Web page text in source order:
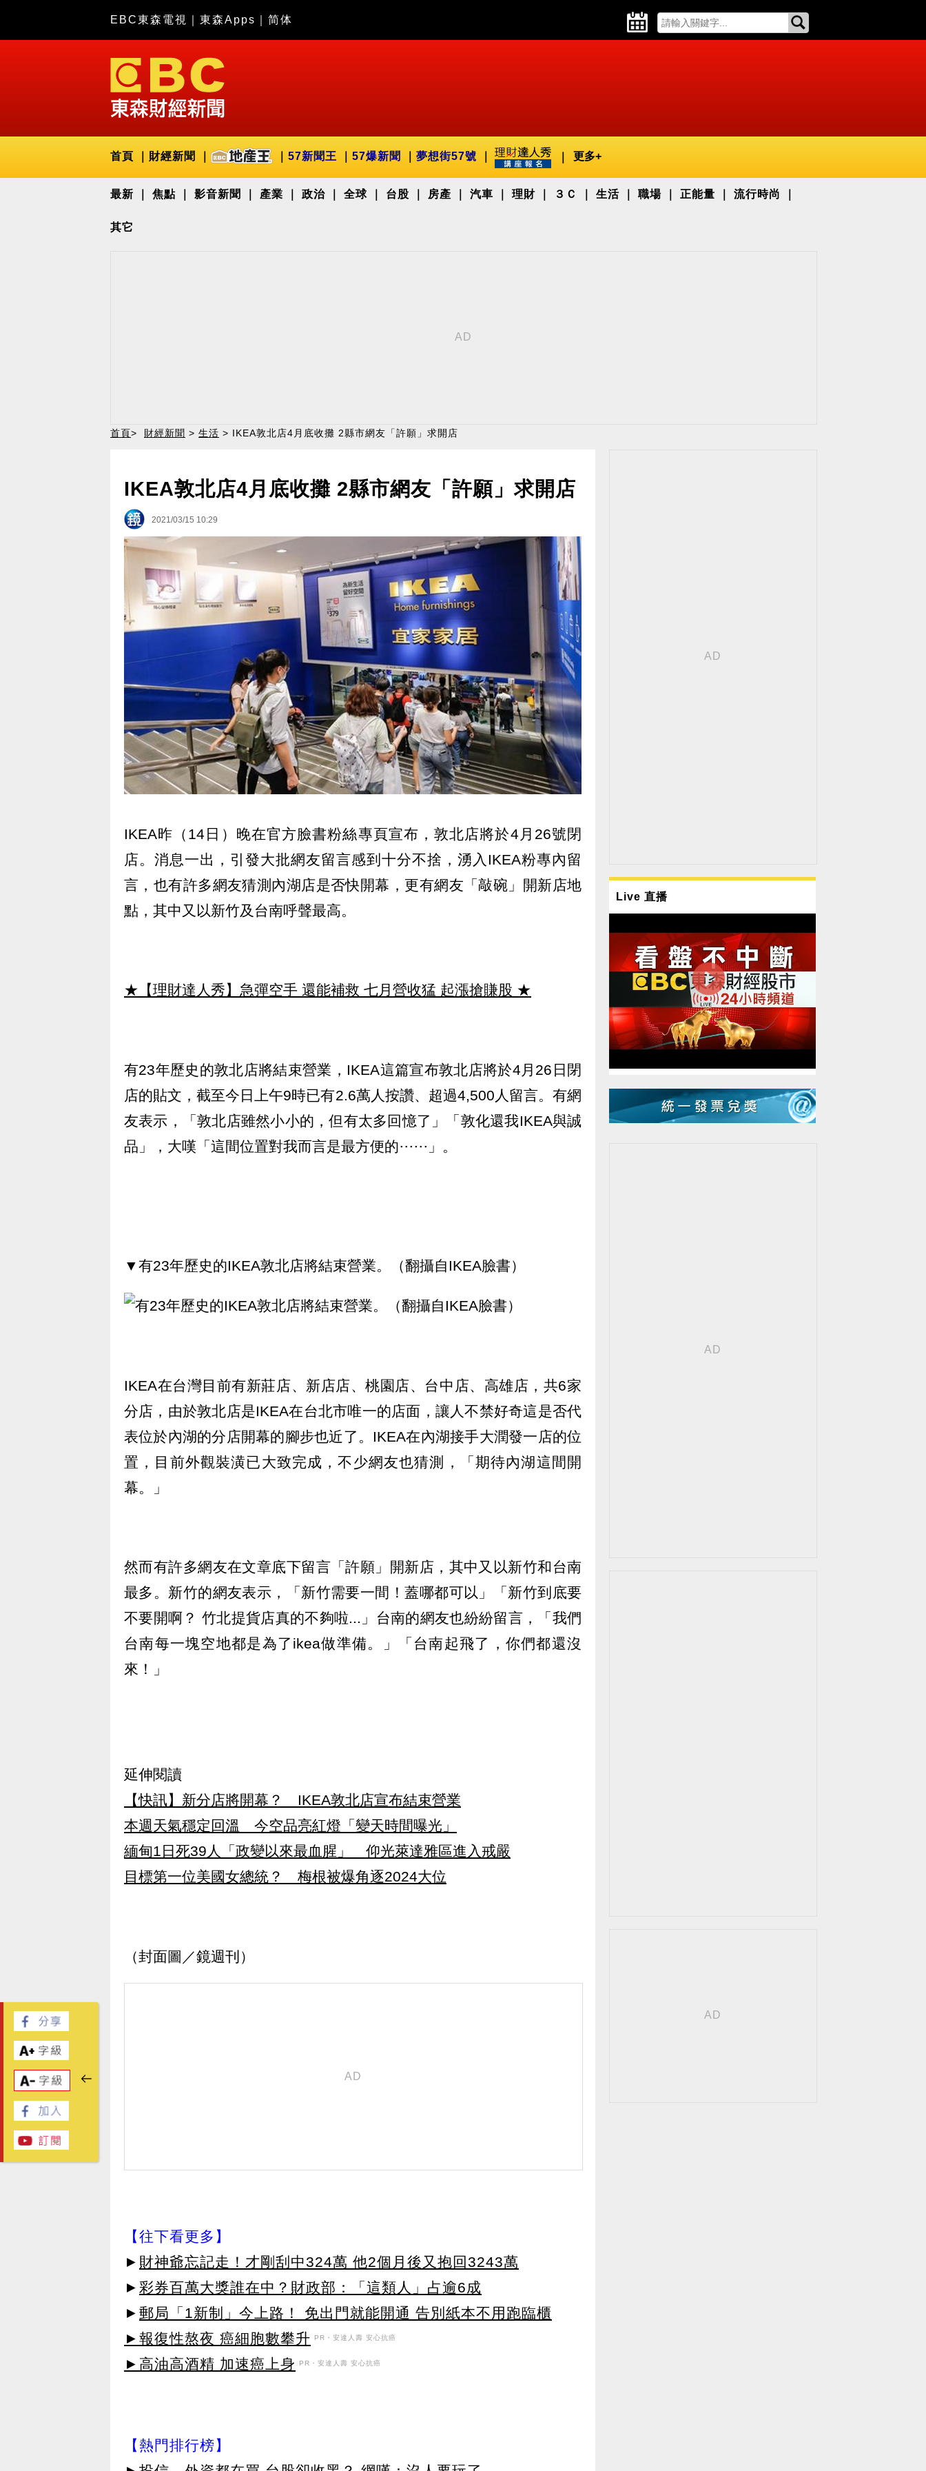
EBC東森電視 東森Apps 简体
首頁 財經新聞 57新聞王 57爆新聞 夢想街57號 更多+
最新 焦點 影音新聞 產業 政治 全球 台股 房產 汽車 理財 ３Ｃ 生活 職場 正能量 流行時尚
其它
首頁> 財經新聞 > 生活 > IKEA敦北店4月底收攤 2縣市網友「許願」求開店
IKEA敦北店4月底收攤 2縣市網友「許願」求開店
2021/03/15 10:29
IKEA昨（14日）晚在官方臉書粉絲專頁宣布，敦北店將於4月26號閉
店。消息一出，引發大批網友留言感到十分不捨，湧入IKEA粉專內留
言，也有許多網友猜測內湖店是否快開幕，更有網友「敲碗」開新店地
點，其中又以新竹及台南呼聲最高。
★【理財達人秀】急彈空手 還能補救 七月營收猛 起漲搶賺股 ★
有23年歷史的敦北店將結束營業，IKEA這篇宣布敦北店將於4月26日閉
店的貼文，截至今日上午9時已有2.6萬人按讚、超過4,500人留言。有網
友表示，「敦北店雖然小小的，但有太多回憶了」「敦化還我IKEA與誠
品」，大嘆「這間位置對我而言是最方便的⋯⋯」。
▼有23年歷史的IKEA敦北店將結束營業。（翻攝自IKEA臉書）
IKEA在台灣目前有新莊店、新店店、桃園店、台中店、高雄店，共6家
分店，由於敦北店是IKEA在台北市唯一的店面，讓人不禁好奇這是否代
表位於內湖的分店開幕的腳步也近了。IKEA在內湖接手大潤發一店的位
置，目前外觀裝潢已大致完成，不少網友也猜測，「期待內湖這間開
幕。」
然而有許多網友在文章底下留言「許願」開新店，其中又以新竹和台南
最多。新竹的網友表示，「新竹需要一間！蓋哪都可以」「新竹到底要
不要開啊？ 竹北提貨店真的不夠啦...」台南的網友也紛紛留言，「我們
台南每一塊空地都是為了ikea做準備。」「台南起飛了，你們都還沒
來！」
延伸閱讀
【快訊】新分店將開幕？ IKEA敦北店宣布結束營業
本週天氣穩定回溫 今空品亮紅燈「變天時間曝光」
緬甸1日死39人「政變以來最血腥」 仰光萊達雅區進入戒嚴
目標第一位美國女總統？ 梅根被爆角逐2024大位
（封面圖／鏡週刊）
【往下看更多】
► 財神爺忘記走！才剛刮中324萬 他2個月後又抱回3243萬
► 彩券百萬大獎誰在中？財政部：「這類人」占逾6成
► 郵局「1新制」今上路！ 免出門就能開通 告別紙本不用跑臨櫃
►報復性熬夜 癌細胞數攀升
PR・安達人壽 安心抗癌
►高油高酒精 加速癌上身 PR・安達人壽 安心抗癌
【熱門排行榜】
Live 直播